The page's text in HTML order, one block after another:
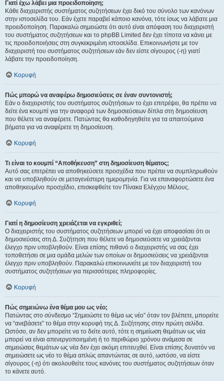
Γιατί έχω λάβει μια προειδοποίηση;
Κάθε διαχειριστής συστήματος συζητήσεων έχει δικό του σύνολο των κανόνων
στην ιστοσελίδα του. Εάν έχετε παραβεί κάποιο κανόνα, τότε ίσως να λάβατε μια
προειδοποίηση. Παρακαλώ σημειώστε ότι αυτό είναι απόφαση του διαχειριστή
του συστήματος συζητήσεων και το phpBB Limited δεν έχει τίποτα να κάνει με
τις προειδοποιήσεις στη συγκεκριμένη ιστοσελίδα. Επικοινωνήστε με τον
διαχειριστή του συστήματος συζητήσεων εάν δεν είστε σίγουρος (-η) γιατί
λάβατε την προειδοποίηση.
Κορυφή
Πώς μπορώ να αναφέρω δημοσιεύσεις σε έναν συντονιστή;
Εάν ο διαχειριστής του συστήματος συζητήσεων το έχει επιτρέψει, θα πρέπει να
δείτε ένα κουμπί για την αναφορά των δημοσιεύσεων δίπλα στη δημοσίευση
που θέλετε να αναφέρετε. Πατώντας θα καθοδηγηθείτε για τα απαιτούμενα
βήματα για να αναφέρετε τη δημοσίευση.
Κορυφή
Τι είναι το κουμπί “Αποθήκευση” στη δημοσίευση θέματος;
Αυτό σας επιτρέπει να αποθηκεύσετε προσχέδια που πρέπει να συμπληρωθούν
και να υποβληθούν σε μεταγενέστερη ημερομηνία. Για να επαναφορτώσετε ένα
αποθηκευμένο προσχέδιο, επισκεφθείτε τον Πίνακα Ελέγχου Μέλους.
Κορυφή
Γιατί η δημοσίευση χρειάζεται να εγκριθεί;
Ο διαχειριστής του συστήματος συζητήσεων μπορεί να έχει αποφασίσει ότι οι
δημοσιεύσεις στη Δ. Συζήτηση που θέλετε να δημοσιεύσετε να χρειάζονται
έλεγχο πριν υποβληθούν. Είναι επίσης πιθανό ο διαχειριστής να σας έχει
τοποθετήσει σε μια ομάδα μελών των οποίων οι δημοσιεύσεις να χρειάζονται
έλεγχο πριν υποβληθούν. Παρακαλώ επικοινωνείτε με τον διαχειριστή του
συστήματος συζητήσεων για περισσότερες πληροφορίες.
Κορυφή
Πώς σημειώνω ένα θέμα μου ως νέο;
Πατώντας στο σύνδεσμο “Σημειώστε το θέμα ως νέο” όταν τον βλέπετε, μπορείτε
να “ανεβάσετε” το θέμα στην κορυφή της Δ. Συζήτησης στην πρώτη σελίδα.
Ωστόσο, αν δεν μπορείτε να το δείτε αυτό, τότε η σημείωση θεμάτων ως νέα
μπορεί να είναι απενεργοποιημένη ή το περιθώριο χρόνου ανάμεσα σε
σημειώσεις θεμάτων ως νέα δεν έχει ακόμη επιτευχθεί. Είναι επίσης δυνατόν να
σημειώσετε ως νέο το θέμα απλώς απαντώντας σε αυτό, ωστόσο, να είστε
σίγουρος (-η) ότι ακολουθείτε τους κανόνες του συστήματος συζητήσεων όταν
το κάνετε αυτό.